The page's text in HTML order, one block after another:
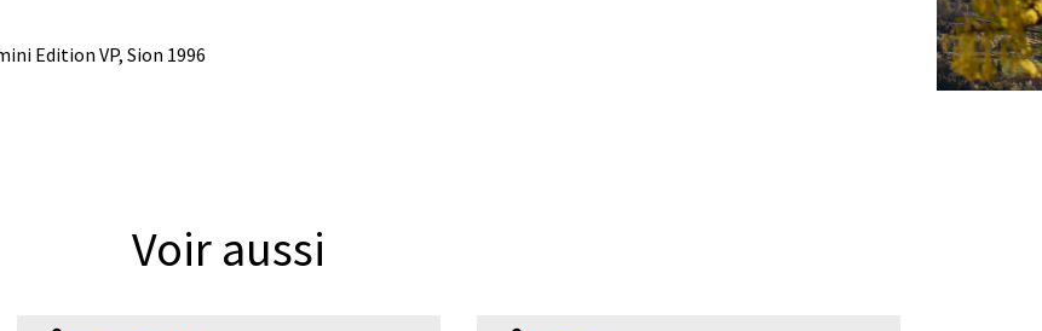
Edition VP, Sion 1996
Voir aussi